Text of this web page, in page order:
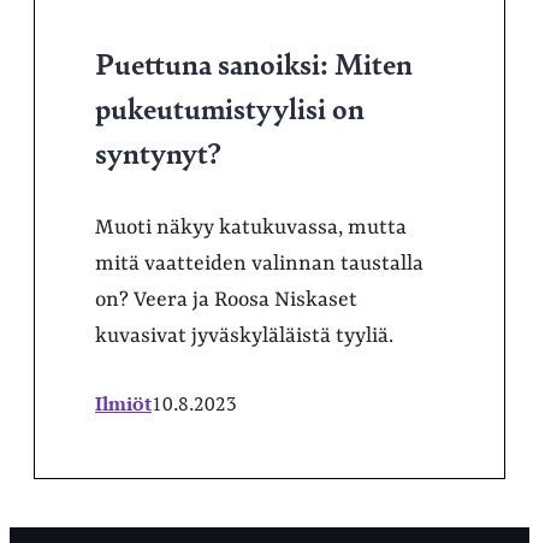
Puettuna sanoiksi: Miten
pukeutumistyylisi on
syntynyt?
Muoti näkyy katukuvassa, mutta
mitä vaatteiden valinnan taustalla
on? Veera ja Roosa Niskaset
kuvasivat jyväskyläläistä tyyliä.
Ilmiöt10.8.2023